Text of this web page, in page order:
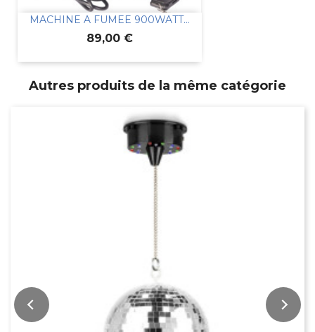
MACHINE A FUMEE 900WATT...
Prix
89,00 €
Autres produits de la même catégorie